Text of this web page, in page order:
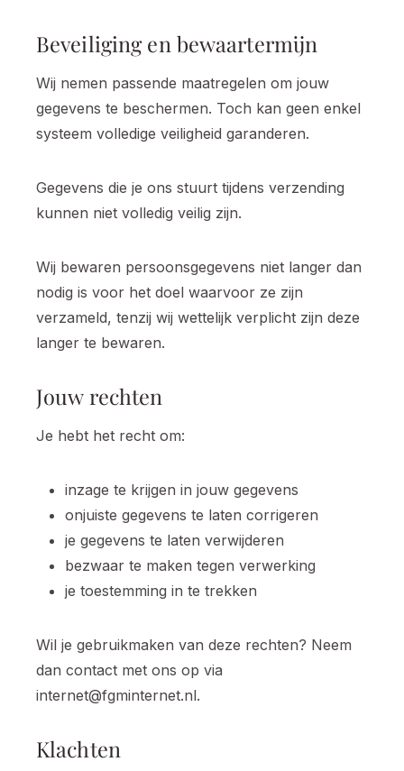
Beveiliging en bewaartermijn
Wij nemen passende maatregelen om jouw
gegevens te beschermen. Toch kan geen enkel
systeem volledige veiligheid garanderen.
Gegevens die je ons stuurt tijdens verzending
kunnen niet volledig veilig zijn.
Wij bewaren persoonsgegevens niet langer dan
nodig is voor het doel waarvoor ze zijn
verzameld, tenzij wij wettelijk verplicht zijn deze
langer te bewaren.
Jouw rechten
Je hebt het recht om:
inzage te krijgen in jouw gegevens
onjuiste gegevens te laten corrigeren
je gegevens te laten verwijderen
bezwaar te maken tegen verwerking
je toestemming in te trekken
Wil je gebruikmaken van deze rechten? Neem
dan contact met ons op via
internet@fgminternet.nl.
Klachten